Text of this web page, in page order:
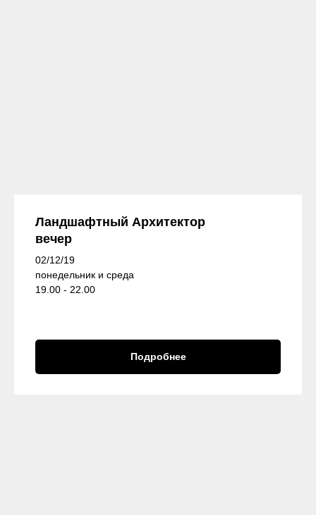
Ландшафтный Архитектор
вечер
02/12/19
понедельник и среда
19.00 - 22.00
Подробнее